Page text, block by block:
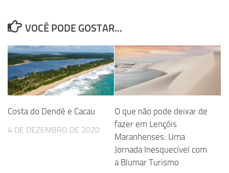
VOCÊ PODE GOSTAR...
Costa do Dendê e Cacau
4 DE DEZEMBRO DE 2020
O que não pode deixar de
fazer em Lençóis
Maranhenses: Uma
Jornada Inesquecível com
a Blumar Turismo